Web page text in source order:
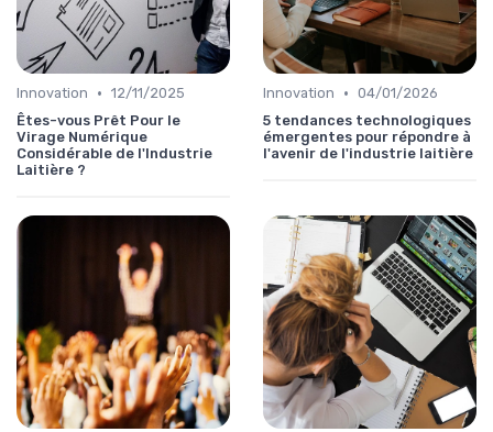
Innovation • 12/11/2025
Êtes-vous Prêt Pour le
Virage Numérique
Considérable de l'Industrie
Laitière ?
Innovation • 04/01/2026
5 tendances technologiques
émergentes pour répondre à
l'avenir de l'industrie laitière